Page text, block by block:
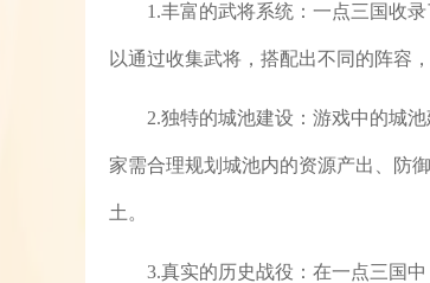
1.丰富的武将系统：一点三国收
以通过收集武将，搭配出不同的阵容
2.独特的城池建设：游戏中的城
家需合理规划城池内的资源产出、防
土。
3.真实的历史战役：在一点三国